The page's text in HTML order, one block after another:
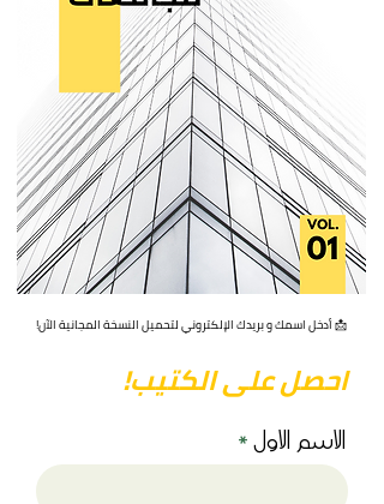
📩 أدخل اسمك و بريدك الإلكتروني لتحميل النسخة المجانية الآن!
احصل على الكتيب!
الاسم الاول